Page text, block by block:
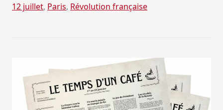
12 juillet, Paris, Révolution française